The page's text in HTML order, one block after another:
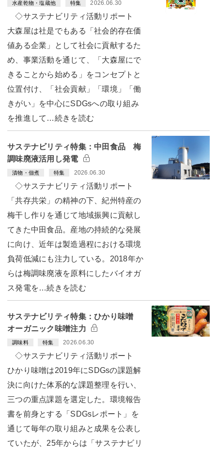
水産乾物・塩蔵他 特集 2026.06.30
◇サステナビリティ活動リポート
大森屋は社是でもある「社会的存在価
値ある企業」として社会に貢献するた
め、事業活動を通じて、「大森屋にで
きることから始める」をコンセプトと
位置付け、「社会貢献」「環境」「働
きがい」を中心にSDGsへの取り組み
を推進して…続きを読む
サステナビリティ特集：中田食品 梅
調味廃液活用し発電
漬物・佃煮 特集 2026.06.30
◇サステナビリティ活動リポート
「共存共栄」の精神の下、紀州特産の
梅干し作りを通じて地域振興に貢献し
てきた中田食品。産地の持続的な発展
に向け、近年は製造過程における環境
負荷低減にも注力している。2018年か
らは梅調味廃液を原料にしたバイオガ
ス発電を…続きを読む
サステナビリティ特集：ひかり味噌
オーガニック味噌注力
調味料 特集 2026.06.30
◇サステナビリティ活動リポート
ひかり味噌は2019年にSDGsの課題解
決に向けた体系的な課題整理を行い、
三つの重点課題を選定した。環境報告
書を前身とする「SDGsレポート」を
通じて毎年の取り組みと成果を公表し
ていたが、25年からは「サステナビリ